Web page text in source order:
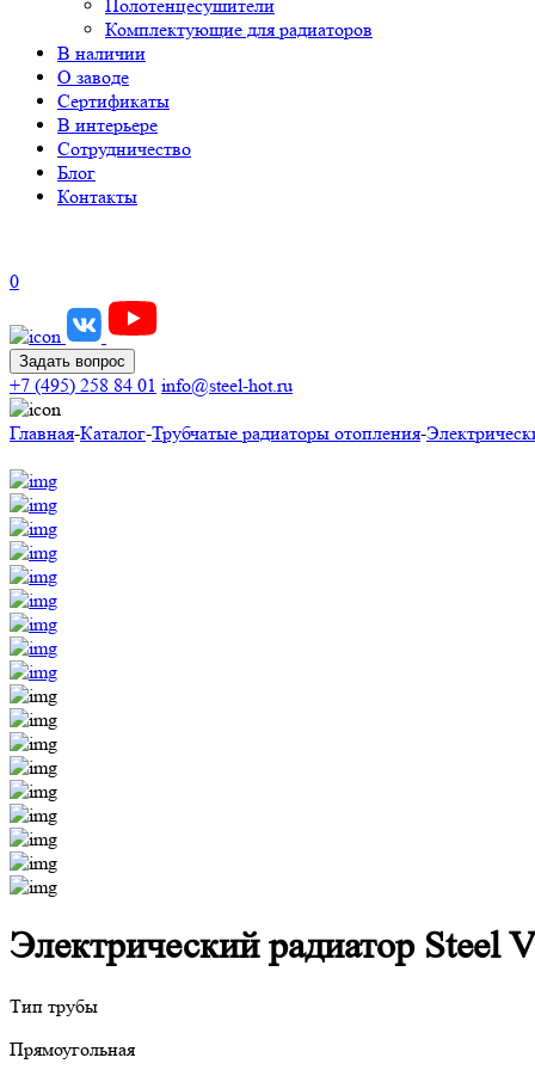
Полотенцесушители
Комплектующие для радиаторов
В наличии
О заводе
Сертификаты
В интерьере
Сотрудничество
Блог
Контакты
0
Задать вопрос
+7 (495) 258 84 01 info@steel-hot.ru
Главная-Каталог-Трубчатые радиаторы отопления-
Электрический радиатор Steel
Тип трубы
Прямоугольная